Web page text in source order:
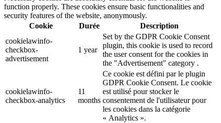
function properly. These cookies ensure basic functionalities and
security features of the website, anonymously.
Cookie
Durée
Description
cookielawinfo-
checkbox-
advertisement
1 year
Set by the GDPR Cookie Consent
plugin, this cookie is used to record
the user consent for the cookies in
the "Advertisement" category .
cookielawinfo-
checkbox-analytics
11
months
Ce cookie est défini par le plugin
GDPR Cookie Consent. Le cookie
est utilisé pour stocker le
consentement de l'utilisateur pour
les cookies dans la catégorie
« Analytics ».